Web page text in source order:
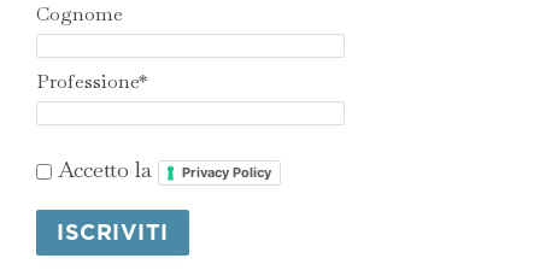
Cognome
Professione*
Accetto la Privacy Policy